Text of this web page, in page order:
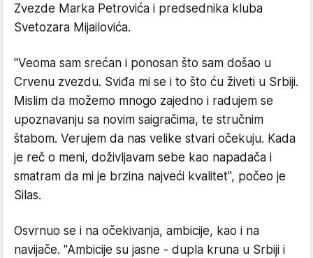
Zvezde Marka Petrovića i predsednika kluba
Svetozara Mijailovića.
"Veoma sam srećan i ponosan što sam došao u
Crvenu zvezdu. Sviđa mi se i to što ću živeti u Srbiji.
Mislim da možemo mnogo zajedno i radujem se
upoznavanju sa novim saigračima, te stručnim
štabom. Verujem da nas velike stvari očekuju. Kada
je reč o meni, doživljavam sebe kao napadača i
smatram da mi je brzina najveći kvalitet", počeo je
Silas.
Osvrnuo se i na očekivanja, ambicije, kao i na
navijače. "Ambicije su jasne - dupla kruna u Srbiji i